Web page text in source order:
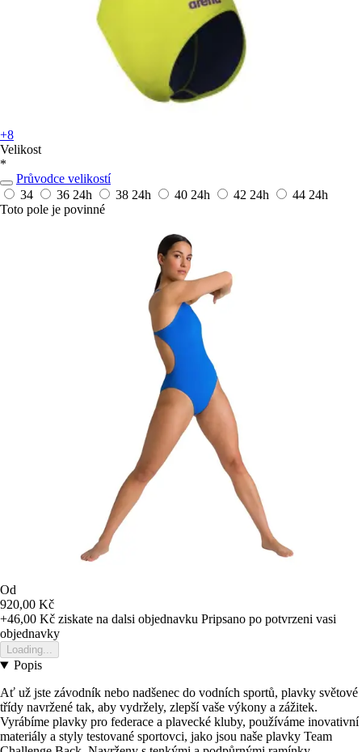
+8
Velikost
*
Průvodce velikostí
34
36 24h 38 24h 40 24h 42 24h 44 24h
Toto pole je povinné
Od
920,00 Kč
+46,00 Kč ziskate na dalsi objednavku Pripsano po potvrzeni vasi
objednavky
Loading...
Popis
Ať už jste závodník nebo nadšenec do vodních sportů, plavky světové
třídy navržené tak, aby vydržely, zlepší vaše výkony a zážitek.
Vyrábíme plavky pro federace a plavecké kluby, používáme inovativní
materiály a styly testované sportovci, jako jsou naše plavky Team